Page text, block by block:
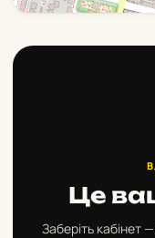
Це
Заберіть кабінет